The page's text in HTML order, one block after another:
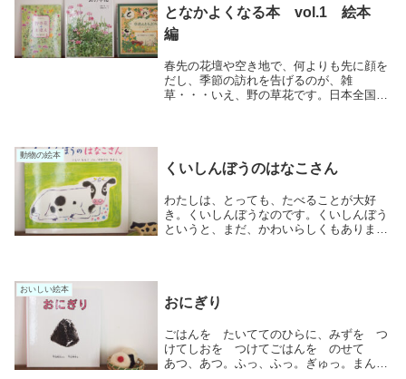
となかよくなる本 vol.1 絵本
編
春先の花壇や空き地で、何よりも先に顔を
だし、季節の訪れを告げるのが、雑
草・・・いえ、野の草花です。日本全国、
動物の絵本
くいしんぼうのはなこさん
わたしは、とっても、たべることが大好
き。くいしんぼうなのです。くいしんぼう
というと、まだ、かわいらしくもあります
おいしい絵本
おにぎり
ごはんを たいててのひらに、みずを つ
けてしおを つけてごはんを のせて
あつ、あつ。ふっ、ふっ。ぎゅっ。まんな